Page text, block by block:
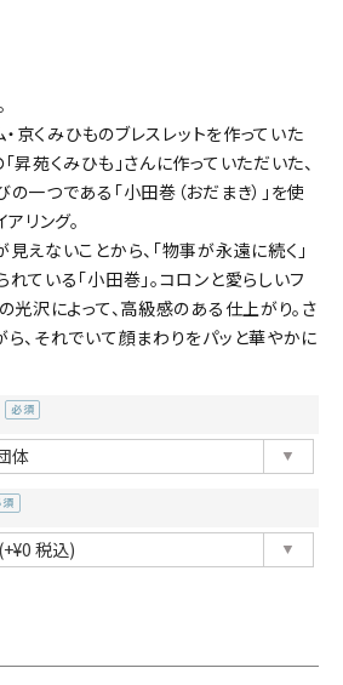
京くみひものブレスレットを作っていた
昇苑くみひも」さんに作っていただいた、
一つである「小田巻（おだまき）」を使
リング。
えないことから、「物事が永遠に続く」
ている「小田巻」。コロンと愛らしいフ
光沢によって、高級感のある仕上がり。さ
、それでいて顔まわりをパッと華やかに
(必
須)
)